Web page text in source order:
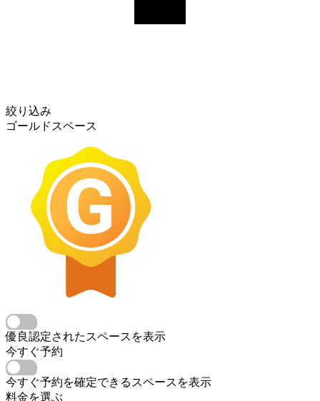
絞り込み
ゴールドスペース
優良認定されたスペースを表示
今すぐ予約
今すぐ予約を確定できるスペースを表示
料金を選ぶ